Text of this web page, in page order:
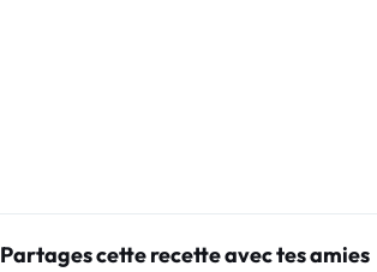
Partages cette recette avec tes amies